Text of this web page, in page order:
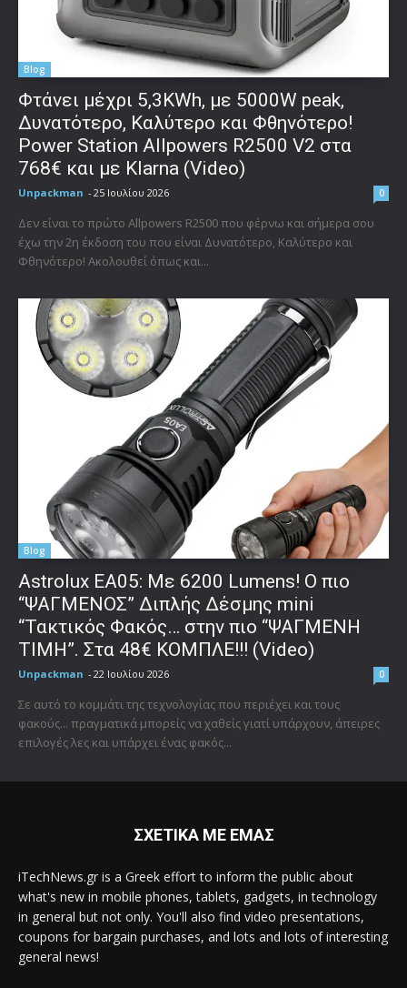
Blog
Φτάνει μέχρι 5,3KWh, με 5000W peak,
Δυνατότερο, Καλύτερο και Φθηνότερο!
Power Station Allpowers R2500 V2 στα
768€ και με Klarna (Video)
Unpackman - 25 Ιουλίου 2026 0
Δεν είναι το πρώτο Allpowers R2500 που φέρνω και σήμερα σου
έχω την 2η έκδοση του που είναι Δυνατότερο, Καλύτερο και
Φθηνότερο! Ακολουθεί όπως και...
Blog
Astrolux ΕΑ05: Με 6200 Lumens! Ο πιο
“ΨΑΓΜΕΝΟΣ” Διπλής Δέσμης mini
“Τακτικός Φακός… στην πιο “ΨΑΓΜΕΝΗ
ΤΙΜΗ”. Στα 48€ ΚΟΜΠΛΕ!!! (Video)
Unpackman - 22 Ιουλίου 2026 0
Σε αυτό το κομμάτι της τεχνολογίας που περιέχει και τους
φακούς... πραγματικά μπορείς να χαθείς γιατί υπάρχουν, άπειρες
επιλογές λες και υπάρχει ένας φακός...
ΣΧΕΤΙΚΑ ΜΕ ΕΜΑΣ
iTechNews.gr is a Greek effort to inform the public about
what's new in mobile phones, tablets, gadgets, in technology
in general but not only. You'll also find video presentations,
coupons for bargain purchases, and lots and lots of interesting
general news!